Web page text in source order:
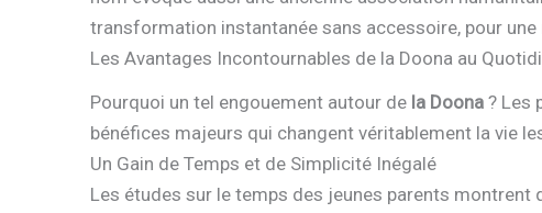
transformation instantanée sans accessoire, pour
Les Avantages Incontournables de la Doona au
Pourquoi un tel engouement autour de la Doona ? Les
bénéfices majeurs qui changent véritablement la vie
Un Gain de Temps et de Simplicité Inégalé
Les études sur le temps des jeunes parents montrent